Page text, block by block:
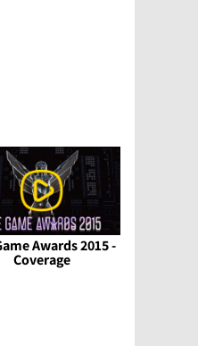
Awards 2015 -
Coverage